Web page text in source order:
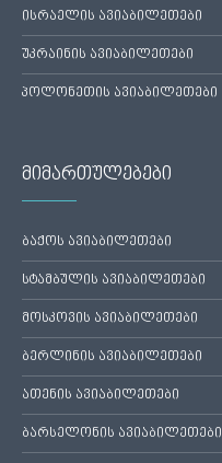
ისრაელის ავიაბილეთები
უკრაინის ავიაბილეთები
პოლონეთის ავიაბილეთები
მიმართულებები
ბაქოს ავიაბილეთები
სტამბულის ავიაბილეთები
მოსკოვის ავიაბილეთები
ბერლინის ავიაბილეთები
ათენის ავიაბილეთები
ბარსელონის ავიაბილეთები